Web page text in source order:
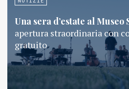
Una sera d’estate al Museo
apertura straordinaria con
gratuito